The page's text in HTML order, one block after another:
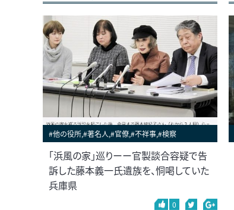
#他の役所,#著名人,#官僚,#不祥事,#検察
「浜風の家」巡りーー官製談合容疑で告
訴した藤本義一氏遺族を、恫喝していた
兵庫県
0